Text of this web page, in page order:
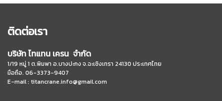
ติดต่อเรา
บริษัท ไทแทน เครน จำกัด
1/19 หมู่ 1 ต.พิมพา อ.บางปะกง จ.ฉะเชิงเทรา 24130 ประเทศไทย
มือถือ. 06-3373-9407
E-mail : titancrane.info@gmail.com